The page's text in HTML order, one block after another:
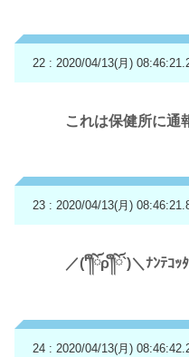
22 : 2020/04/13(月)
これは保健所に通
23 : 2020/04/13(月)
／('༎ຶོρ༎ຶོ`)＼ﾅﾝﾃｺｯ
24 : 2020/04/13(月)